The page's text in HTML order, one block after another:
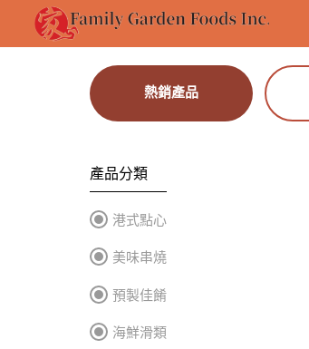
熱銷產品
產品分類
港式點心
美味串燒
預製佳餚
海鮮滑類